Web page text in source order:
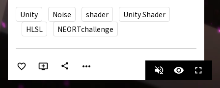
Unity Noise shader
Unity Shader
HLSL
NEORTchallenge
share more_horiz volume_off visibility fullscreen